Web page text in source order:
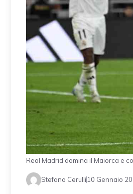
Real Madrid domina il Maiorca e
Stefano Cerulli10 Gennaio